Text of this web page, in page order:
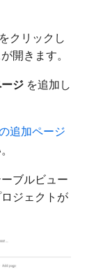
クリックし
開きます。
ジ ​を追加し
追加ページ
ブルビュー
ジェクトが